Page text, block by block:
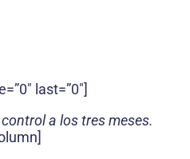
last=”0″]
a los tres meses.